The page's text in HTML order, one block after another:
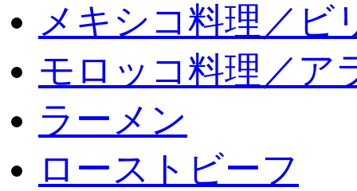
メキシコ料理／ビ
モロッコ料理／ア
ラーメン
ローストビーフ